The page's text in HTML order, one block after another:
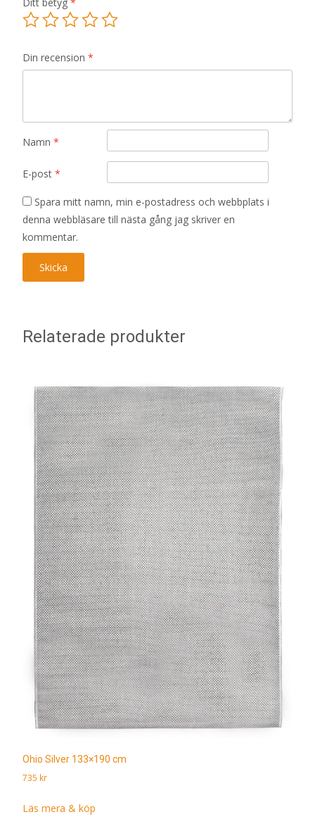
Din recension *
Namn *
E-post *
Spara mitt namn, min e-postadress och webbplats i
denna webbläsare till nästa gång jag skriver en
kommentar.
Relaterade produkter
Ohio Silver 133×190 cm
735 kr
Läs mera & köp